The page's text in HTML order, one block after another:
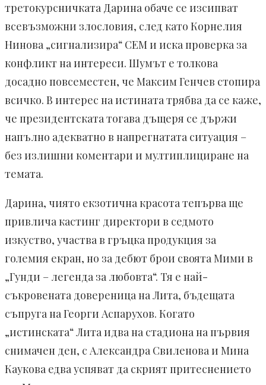
третокурсничката Дарина обаче се изсипват
всевъзможни злословия, след като Корнелия
Нинова „сигнализира“ СЕМ и иска проверка за
конфликт на интереси. Шумът е толкова
досадно повсеместен, че Максим Генчев стопира
всичко. В интерес на истината трябва да се каже,
че президентската тогава дъщеря се държи
напълно адекватно в напрегнатата ситуация –
без излишни коментари и мултиплициране на
темата.
Дарина, чиято екзотична красота тепърва ще
привлича кастинг директори в седмото
изкуство, участва в гръцка продукция за
големия екран, но за дебют брои своята Мими в
„Гунди – легенда за любовта“. Тя е най-
съкровената довереница на Лита, бъдещата
съпруга на Георги Аспарухов. Когато
„истинската“ Лита идва на стадиона на първия
снимачен ден, с Александра Свиленова и Мина
Каукова едва успяват да скрият притеснението